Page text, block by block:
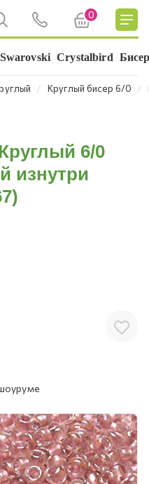
0
Swarovski Crystalbird
⁄ Круглый бисер 6/0 ⁄
6/0
изнутри